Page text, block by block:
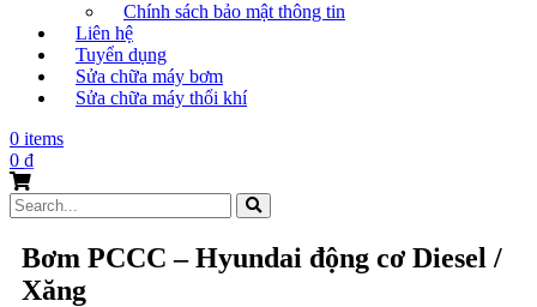
Chính sách bảo mật thông tin
Liên hệ
Tuyển dụng
Sửa chữa máy bơm
Sửa chữa máy thổi khí
0 items
0 ₫
Search
for:
Bơm PCCC – Hyundai động cơ Diesel /
Xăng